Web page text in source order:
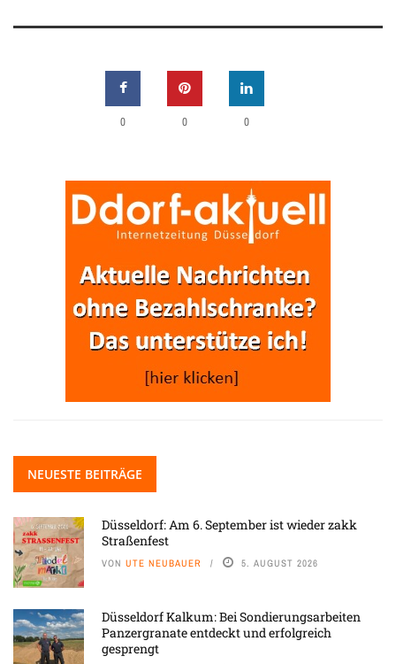
0 0 0
NEUESTE BEITRÄGE
Düsseldorf: Am 6. September ist wieder zakk
Straßenfest
VON UTE NEUBAUER 5. AUGUST 2026
Düsseldorf Kalkum: Bei Sondierungsarbeiten
Panzergranate entdeckt und erfolgreich
gesprengt